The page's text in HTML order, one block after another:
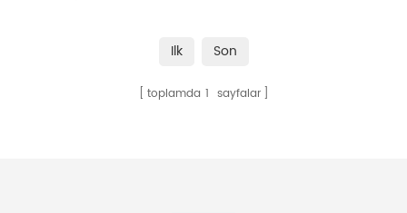
karbon/kükürt analizi için LECO
Ilk Son
toplamda 1 sayfalar